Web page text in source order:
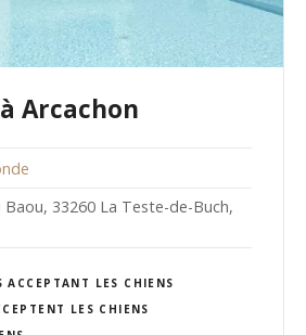
Arcachon
Baou, 33260 La Teste-de-Buch,
ACCEPTANT LES CHIENS
LES CHIENS